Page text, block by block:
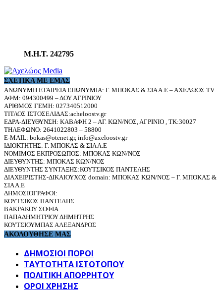
Μ.Η.Τ. 242795
ΣΧΕΤΙΚΆ ΜΕ ΕΜΆΣ
ΑΝΩΝΥΜΗ ΕΤΑΙΡΕΙΑ ΕΠΩΝΥΜΙΑ: Γ. ΜΠΟΚΑΣ & ΣΙΑ Α.Ε – ΑΧΕΛΩΟΣ TV
ΑΦΜ: 094300499 – ΔΟΥ ΑΓΡΙΝΙΟΥ
ΑΡΙΘΜΟΣ ΓΕΜΗ: 027340512000
ΤΙΤΛΟΣ ΙΣΤΟΣΕΛΙΔΑΣ:acheloostv.gr
ΕΔΡΑ-ΔΙΕΥΘΥΝΣΗ: ΚΑΒΑΦΗ 2 – ΑΓ. ΚΩΝ/ΝΟΣ, ΑΓΡΙΝΙΟ , ΤΚ:30027
ΤΗΛΕΦΩΝΟ: 2641022803 – 58800
E-MAIL: bokas@otenet.gr, info@axeloostv.gr
ΙΔΙΟΚΤΗΤΗΣ: Γ. ΜΠΟΚΑΣ & ΣΙΑ Α.Ε
ΝΟΜΙΜΟΣ ΕΚΠΡΟΣΩΠΟΣ: ΜΠΟΚΑΣ ΚΩΝ/ΝΟΣ
ΔΙΕΥΘΥΝΤΗΣ: ΜΠΟΚΑΣ ΚΩΝ/ΝΟΣ
ΔΙΕΥΘΥΝΤΗΣ ΣΥΝΤΑΞΗΣ:ΚΟΥΤΣΙΚΟΣ ΠΑΝΤΕΛΗΣ
ΔΙΑΧΕΙΡΙΣΤΗΣ-ΔΙΚΑΙΟΥΧΟΣ domain: ΜΠΟΚΑΣ ΚΩΝ/ΝΟΣ – Γ. ΜΠΟΚΑΣ &
ΣΙΑ Α.Ε
ΔΗΜΟΣΙΟΓΡΑΦΟΙ:
ΚΟΥΤΣΙΚΟΣ ΠΑΝΤΕΛΗΣ
ΒΑΚΡΑΚΟΥ ΣΟΦΙΑ
ΠΑΠΑΔΗΜΗΤΡΙΟΥ ΔΗΜΗΤΡΗΣ
ΚΟΥΤΣΙΟΥΜΠΑΣ ΑΛΕΞΑΝΔΡΟΣ
ΑΚΟΛΟΥΘΗΣΕ ΜΑΣ
ΔΗΜΟΣΙΟΙ ΠΟΡΟΙ
ΤΑΥΤΌΤΗΤΑ ΙΣΤΌΤΟΠΟΥ
ΠΟΛΙΤΙΚΉ ΑΠΟΡΡΉΤΟΥ
ΌΡΟΙ ΧΡΉΣΗΣ